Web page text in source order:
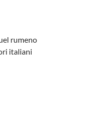
rumeno
italiani